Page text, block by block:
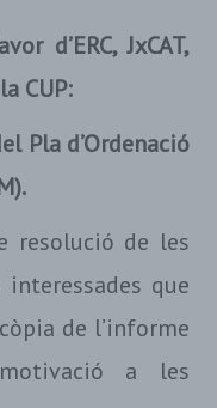
d’ERC, JxCAT,
CUP:
Pla d’Ordenació
resolució de les
que
de l’informe
a les